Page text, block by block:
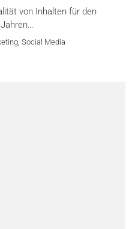
von Inhalten für den
Social Media